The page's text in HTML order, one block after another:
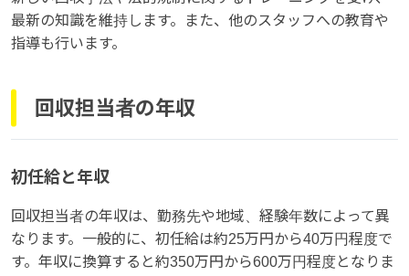
最新の知識を維持します。また、他のスタッフへの教育や
指導も行います。
回収担当者の年収
初任給と年収
回収担当者の年収は、勤務先や地域、経験年数によって異
なります。一般的に、初任給は約25万円から40万円程度で
す。年収に換算すると約350万円から600万円程度となりま